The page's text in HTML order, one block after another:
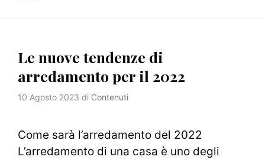
Le nuove tendenze di
arredamento per il 2022
10 Agosto 2023 di Contenuti
Come sarà l’arredamento del 2022
L’arredamento di una casa è uno degli